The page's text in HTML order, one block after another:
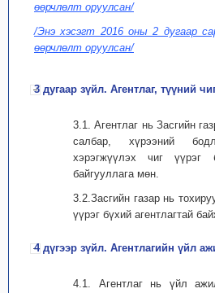
өөрчлөлт оруулсан/
/Энэ хэсэгт 2016 оны 2 дугаар
өөрчлөлт оруулсан/
3 дугаар зүйл. Агентлаг, түүний
3.1. Агентлаг нь Засгийн
салбар, хүрээний
хэрэгжүүлэх чиг үүрэг
байгууллага мөн.
3.2.Засгийн газар нь
үүрэг бүхий агентлагтай
4 дүгээр зүйл. Агентлагийн үйл
4.1. Агентлаг нь үйл